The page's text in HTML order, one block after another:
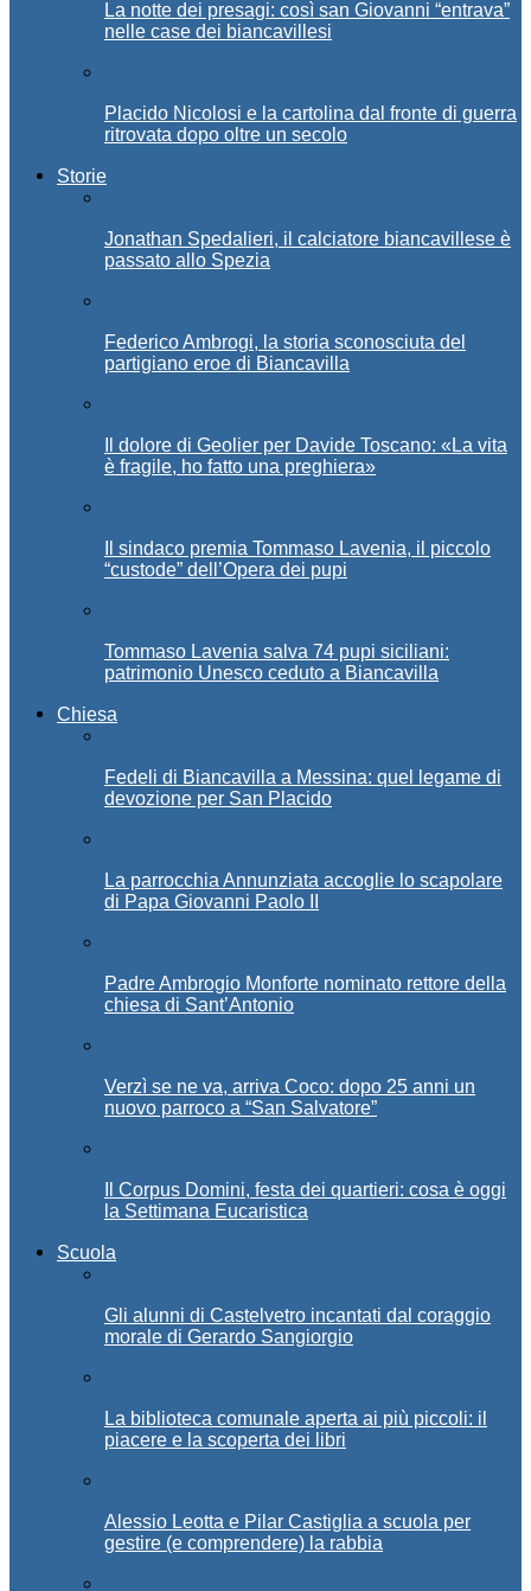
La notte dei presagi: così san Giovanni “entrava”
nelle case dei biancavillesi
Placido Nicolosi e la cartolina dal fronte di guerra
ritrovata dopo oltre un secolo
Storie
Jonathan Spedalieri, il calciatore biancavillese è
passato allo Spezia
Federico Ambrogi, la storia sconosciuta del
partigiano eroe di Biancavilla
Il dolore di Geolier per Davide Toscano: «La vita
è fragile, ho fatto una preghiera»
Il sindaco premia Tommaso Lavenia, il piccolo
“custode” dell’Opera dei pupi
Tommaso Lavenia salva 74 pupi siciliani:
patrimonio Unesco ceduto a Biancavilla
Chiesa
Fedeli di Biancavilla a Messina: quel legame di
devozione per San Placido
La parrocchia Annunziata accoglie lo scapolare
di Papa Giovanni Paolo II
Padre Ambrogio Monforte nominato rettore della
chiesa di Sant’Antonio
Verzì se ne va, arriva Coco: dopo 25 anni un
nuovo parroco a “San Salvatore”
Il Corpus Domini, festa dei quartieri: cosa è oggi
la Settimana Eucaristica
Scuola
Gli alunni di Castelvetro incantati dal coraggio
morale di Gerardo Sangiorgio
La biblioteca comunale aperta ai più piccoli: il
piacere e la scoperta dei libri
Alessio Leotta e Pilar Castiglia a scuola per
gestire (e comprendere) la rabbia